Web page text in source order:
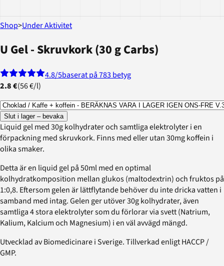
Shop>Under Aktivitet
U Gel - Skruvkork (30 g Carbs)
4.8/5baserat på 783 betyg
2.8 €(56 €/l)
Slut i lager – bevaka
Liquid gel med 30g kolhydrater och samtliga elektrolyter i en
förpackning med skruvkork. Finns med eller utan 30mg koffein i
olika smaker.
Detta är en liquid gel på 50ml med en optimal
kolhydratkomposition mellan glukos (maltodextrin) och fruktos på
1:0,8. Eftersom gelen är lättflytande behöver du inte dricka vatten i
samband med intag. Gelen ger utöver 30g kolhydrater, även
samtliga 4 stora elektrolyter som du förlorar via svett (Natrium,
Kalium, Kalcium och Magnesium) i en väl avvägd mängd.
Utvecklad av Biomedicinare i Sverige. Tillverkad enligt HACCP /
GMP.